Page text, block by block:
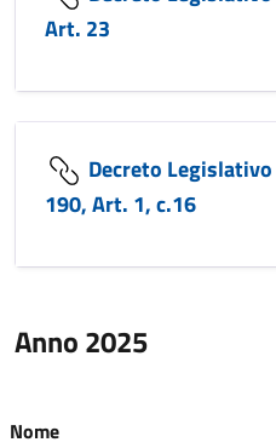
Art. 23
Decreto
190, Art. 1, c.16
Anno 2025
Nome